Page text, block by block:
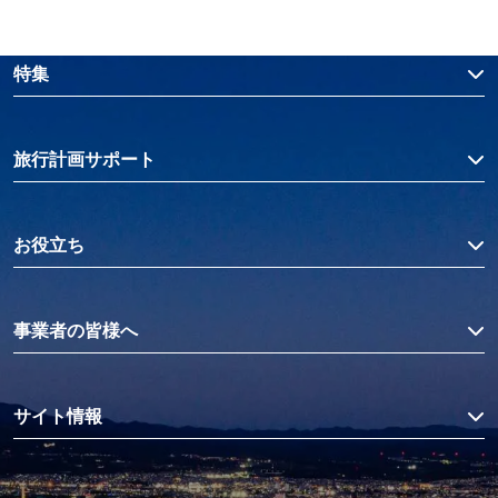
特集
旅行計画サポート
お役立ち
事業者の皆様へ
サイト情報